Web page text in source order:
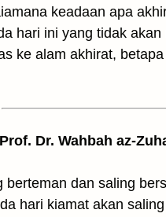
keadaan apa
hari ini yang tidak
ke alam akhirat,
Dr. Wahbah az-
berteman dan saling
hari kiamat akan